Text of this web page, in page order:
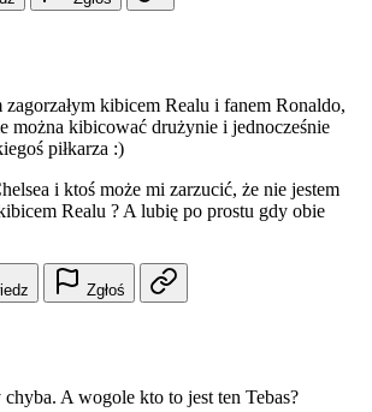
kibicem Realu i fanem Ronaldo,
można kibicować drużynie i jednocześnie
piłkarza :)
i ktoś może mi zarzucić, że nie jestem
Realu ? A lubię po prostu gdy obie
Zgłoś
A wogole kto to jest ten Tebas?